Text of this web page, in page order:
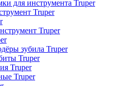
для инструмента Truper
Truper
Truper
зубила Truper
Truper
Truper
Truper